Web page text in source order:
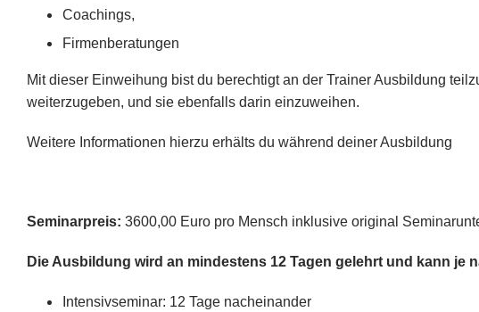
Coachings,
Firmenberatungen
Mit dieser Einweihung bist du berechtigt an der Trainer Ausbildung
weiterzugeben, und sie ebenfalls darin einzuweihen.
Weitere Informationen hierzu erhälts du während deiner Ausbildung
Seminarpreis: 3600,00 Euro pro Mensch inklusive original
Die Ausbildung wird an mindestens 12 Tagen gelehrt und kann je
Intensivseminar: 12 Tage nacheinander